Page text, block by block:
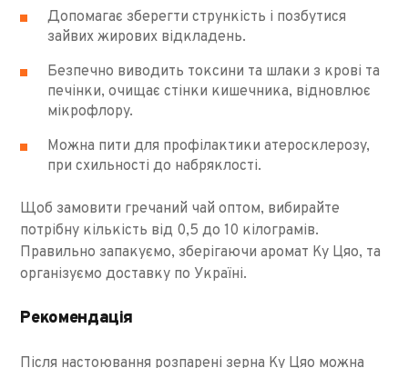
Допомагає зберегти стрункість і позбутися
зайвих жирових відкладень.
Безпечно виводить токсини та шлаки з крові та
печінки, очищає стінки кишечника, відновлює
мікрофлору.
Можна пити для профілактики атеросклерозу,
при схильності до набряклості.
Щоб замовити гречаний чай оптом, вибирайте
потрібну кількість від 0,5 до 10 кілограмів.
Правильно запакуємо, зберігаючи аромат Ку Цяо, та
організуємо доставку по Україні.
Рекомендація
Після настоювання розпарені зерна Ку Цяо можна